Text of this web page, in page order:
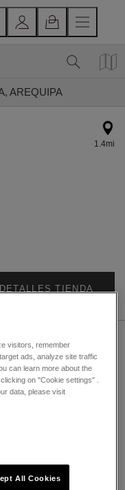
AREQUIPA
1.4mi
DETALLES TIENDA
1.5mi
visitors, remember
ads, analyze site traffic
can learn more about the
on "Cookie settings" .
data, please visit
All Cookies